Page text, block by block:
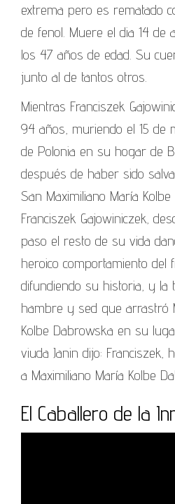
extrema pero es rematado
de fenol. Muere el dia 14 de
los 47 años de edad. Su
junto al de tantos otros.
Mientras Franciszek
94 años, muriendo el 15 de
de Polonia en su hogar de
después de haber sido
San Maximiliano María
Franciszek Gajowiniczek,
paso el resto de su vida
heroico comportamiento del
difundiendo su historia, y la
hambre y sed que arrastró
Kolbe Dabrowska en su
viuda Janin dijo:
a Maximiliano María Kolbe
El Caballero de la